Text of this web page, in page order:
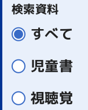
検索資料
すべて
児童書
視聴覚